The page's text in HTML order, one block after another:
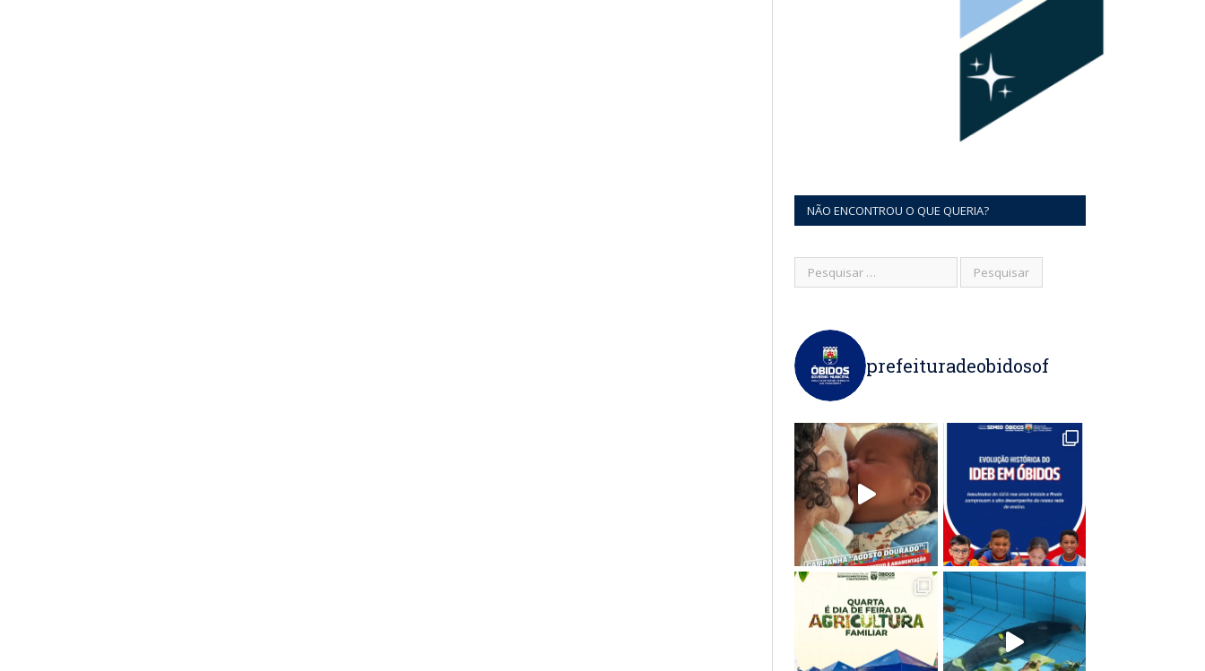
NÃO ENCONTROU O QUE QUERIA?
prefeituradeobidosof